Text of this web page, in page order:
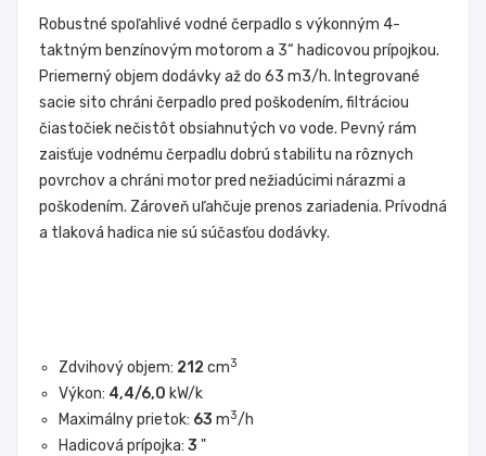
Robustné spoľahlivé vodné čerpadlo s výkonným 4-
taktným benzínovým motorom a 3“ hadicovou prípojkou.
Priemerný objem dodávky až do 63 m3/h. Integrované
sacie sito chráni čerpadlo pred poškodením, filtráciou
čiastočiek nečistôt obsiahnutých vo vode. Pevný rám
zaisťuje vodnému čerpadlu dobrú stabilitu na rôznych
povrchov a chráni motor pred nežiadúcimi nárazmi a
poškodením. Zároveň uľahčuje prenos zariadenia. Prívodná
a tlaková hadica nie sú súčasťou dodávky.
Zdvihový objem: 212 cm3
Výkon: 4,4/6,0 kW/k
Maximálny prietok: 63 m3/h
Hadicová prípojka: 3 "